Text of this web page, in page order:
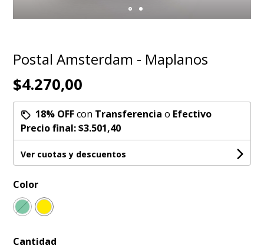
Postal Amsterdam - Maplanos
$4.270,00
18% OFFcon Transferencia o Efectivo
Precio final:$3.501,40
Ver cuotas y descuentos
Color
Cantidad